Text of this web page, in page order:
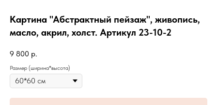
Картина "Абстрактный пейзаж", живопись,
масло, акрил, холст. Артикул 23-10-2
9 800 р.
Размер (ширина*высота)